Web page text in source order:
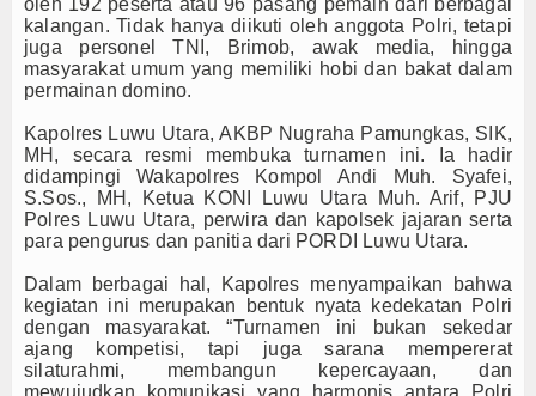
oleh 192 peserta atau 96 pasang pemain dari berbagai
kalangan. Tidak hanya diikuti oleh anggota Polri, tetapi
juga personel TNI, Brimob, awak media, hingga
masyarakat umum yang memiliki hobi dan bakat dalam
permainan domino.
Kapolres Luwu Utara, AKBP Nugraha Pamungkas, SIK,
MH, secara resmi membuka turnamen ini. Ia hadir
didampingi Wakapolres Kompol Andi Muh. Syafei,
S.Sos., MH, Ketua KONI Luwu Utara Muh. Arif, PJU
Polres Luwu Utara, perwira dan kapolsek jajaran serta
para pengurus dan panitia dari PORDI Luwu Utara.
Dalam berbagai hal, Kapolres menyampaikan bahwa
kegiatan ini merupakan bentuk nyata kedekatan Polri
dengan masyarakat. “Turnamen ini bukan sekedar
ajang kompetisi, tapi juga sarana mempererat
silaturahmi, membangun kepercayaan, dan
mewujudkan komunikasi yang harmonis antara Polri